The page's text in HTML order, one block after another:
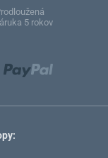
5 rokov